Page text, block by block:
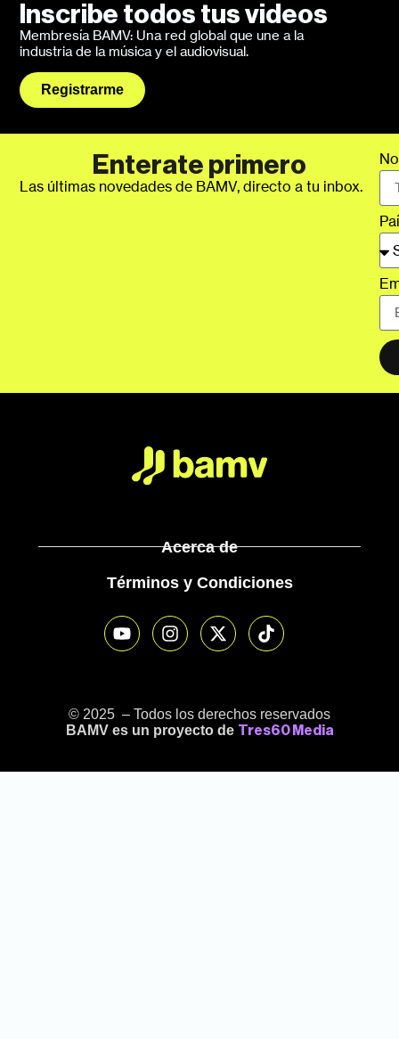
Inscribe todos tus videos
Membresía BAMV: Una red global que une a la
industria de la música y el audiovisual.
Registrarme
Enterate primero
Las últimas novedades de BAMV, directo a tu inbox.
Acerca de
Términos y Condiciones
© 2025 – Todos los derechos reservados
BAMV es un proyecto de Tres60 Media